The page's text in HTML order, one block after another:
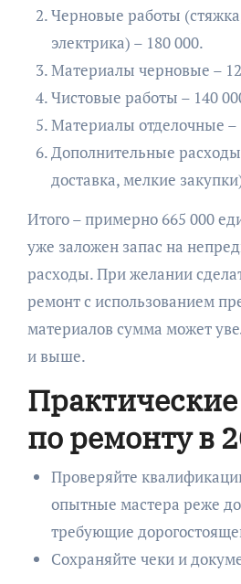
Черновые работы
электрика) – 180 000.
Материалы черновые –
Чистовые работы – 140
Материалы отделочные –
Дополнительные
доставка, мелкие
Итого – примерно 665 000
уже заложен запас на
расходы. При желании
ремонт с использованием
материалов сумма может
и выше.
по ремонту в
Проверяйте
опытные мастера реже
требующие
Сохраняйте чеки и